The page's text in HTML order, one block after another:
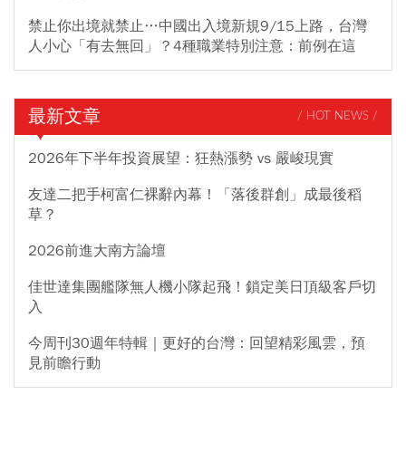
禁止你出境就禁止…中國出入境新規9/15上路，台灣
人小心「有去無回」？4種職業特別注意：前例在這
最新文章 / HOT NEWS /
2026年下半年投資展望：狂熱漲勢 vs 嚴峻現實
友達二把手柯富仁裸辭內幕！「落後群創」成最後稻
草？
2026前進大南方論壇
佳世達集團艦隊無人機小隊起飛！鎖定美日頂級客戶切
入
今周刊30週年特輯｜更好的台灣：回望精彩風雲，預
見前瞻行動